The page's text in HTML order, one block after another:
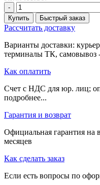
-
Купить
Быстрый заказ
Рассчитать доставку
Варианты доставки:
терминалы ТК, самовывоз
Как оплатить
Счет с НДС для юр. лиц;
подробнее...
Гарантия и возврат
Официальная гарантия на
месяцев
Как сделать заказ
Если есть вопросы по